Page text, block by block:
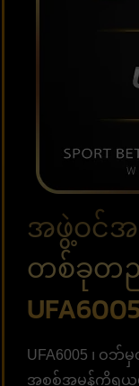
အဖွဲ့ဝင်အ
တစ်ခုတည်
UFA6005 ၊
အစစ်အမှန်ကိုရယူပါ